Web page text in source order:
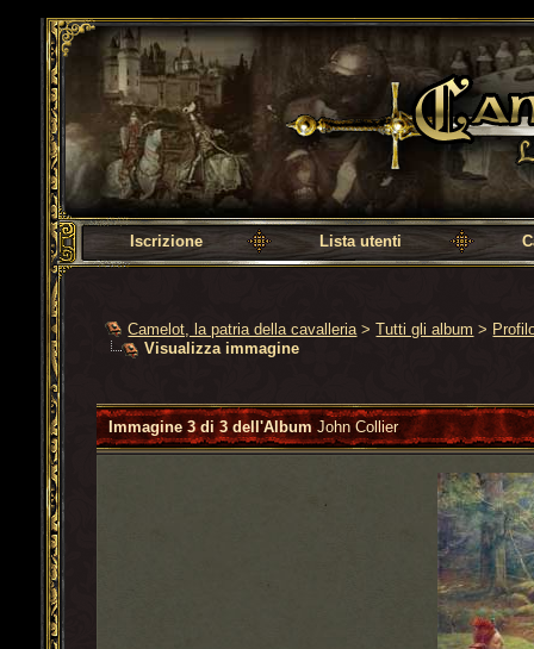
Camelot, la patria della cavalleria
Iscrizione Lista utenti
Camelot, la patria della cavalleria >Tutti gli album >
Visualizza immagine
Immagine 3 di 3 dell'AlbumJohn Collier